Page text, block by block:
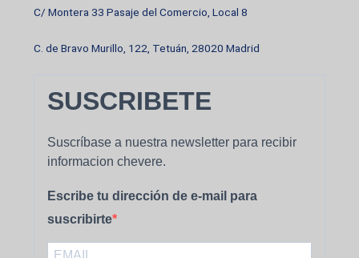
C/ Montera 33 Pasaje del Comercio, Local 8
C. de Bravo Murillo, 122, Tetuán, 28020 Madrid
SUSCRIBETE
Suscríbase a nuestra newsletter para recibir
informacion chevere.
Escribe tu dirección de e-mail para
suscribirte